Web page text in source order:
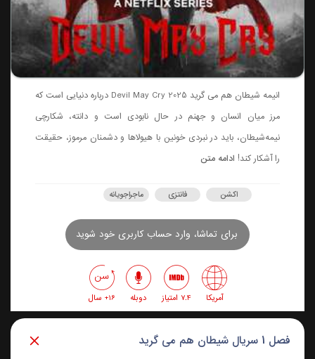
انیمه شیطان هم می گرید Devil May Cry 2025 درباره دنیایی است که
مرز میان انسان و جهنم در حال نابودی است و دانته، شکارچی
نیمه‌شیطان، باید در نبردی خونین با هیولاها و دشمنان مرموز، حقیقت
را آشکار کند! ادامه متن
اکشن فانتزی ماجراجویانه
برای تماشا، وارد حساب کاربری خود شوید
آمریکا 7.4 امتیاز دوبله 16+ سال
فصل 1 سریال شیطان هم می گرید